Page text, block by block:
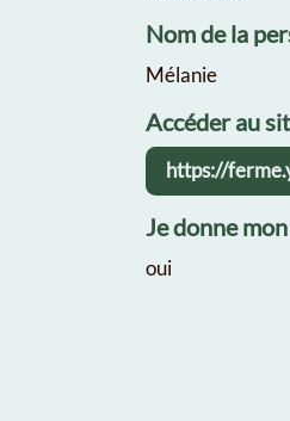
Nom de la
Mélanie
Accéder au
https://
Je donne
oui